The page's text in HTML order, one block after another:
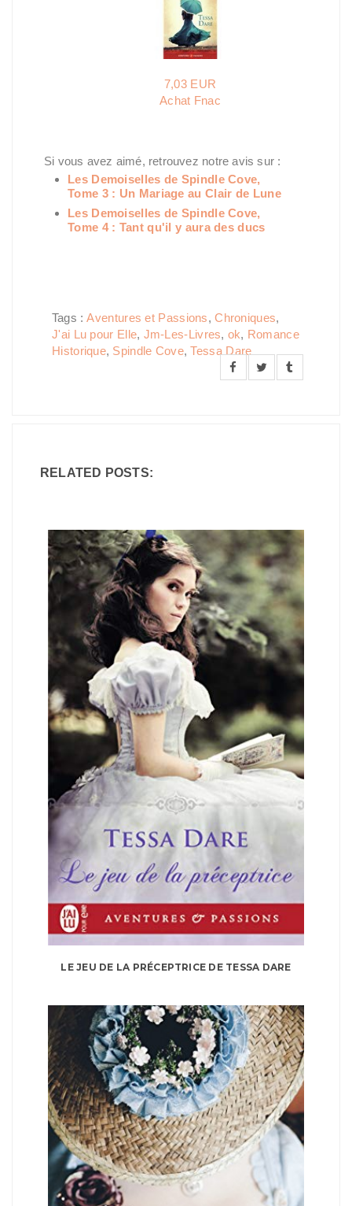
7,03 EUR
Achat Fnac
Si vous avez aimé, retrouvez notre avis sur :
Les Demoiselles de Spindle Cove,
Tome 3 : Un Mariage au Clair de Lune
Les Demoiselles de Spindle Cove,
Tome 4 : Tant qu'il y aura des ducs
Tags :Aventures et Passions,Chroniques,
J'ai Lu pour Elle, Jm-Les-Livres, ok, Romance
Historique, Spindle Cove,Tessa Dare
RELATED POSTS:
LE JEU DE LA PRÉCEPTRICE DE TESSA DARE